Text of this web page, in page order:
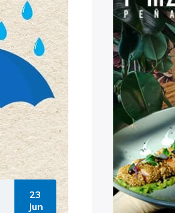
23
Jun